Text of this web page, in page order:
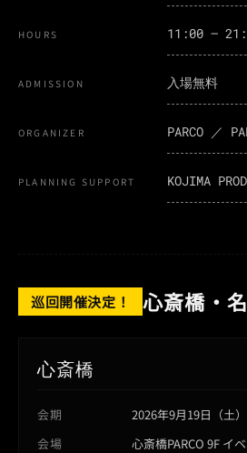
HOURS 11:00 —
ADMISSION 入場無料
ORGANIZER PARCO ／
PLANNING SUPPORT KOJIMA
巡回開催決定！ 心斎橋・
心斎橋
会期
2026年9月19日（土
会場
心斎橋PARCO 9F イ